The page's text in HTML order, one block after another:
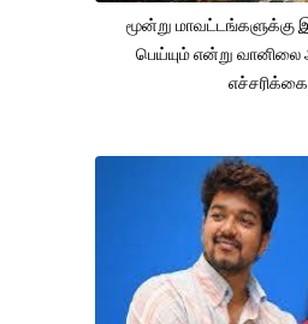
மூன்று
பெய்யும் என்று
எச்சரிக்கை